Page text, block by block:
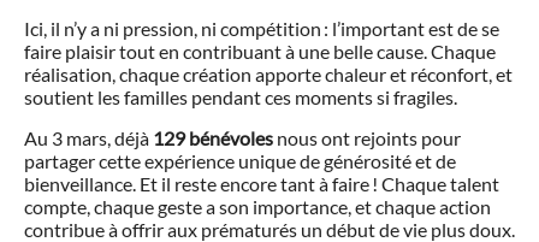
Ici, il n’y a ni pression, ni compétition : l’important est de se
faire plaisir tout en contribuant à une belle cause. Chaque
réalisation, chaque création apporte chaleur et réconfort, et
soutient les familles pendant ces moments si fragiles.
Au 3 mars, déjà 129 bénévoles nous ont rejoints pour
partager cette expérience unique de générosité et de
bienveillance. Et il reste encore tant à faire ! Chaque talent
compte, chaque geste a son importance, et chaque action
contribue à offrir aux prématurés un début de vie plus doux.